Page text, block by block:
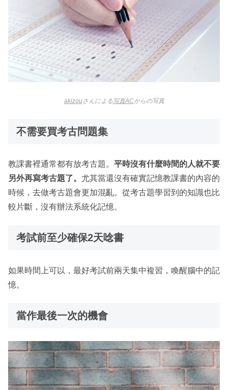
akizouさんによる写真ACからの写真
不需要買考古問題集
教課書裡通常都有放考古題。 平時沒有什麼時間的人就不要
另外再寫考古題了。 尤其當還沒有確實記憶教課書的內容的
時候，去做考古題會更加混亂。從考古題學習到的知識也比
較片斷，沒有辦法系統化記憶。
考試前至少確保2天唸書
如果時間上可以，最好考試前兩天集中複習，喚醒腦中的記
憶。
當作最後一次的機會